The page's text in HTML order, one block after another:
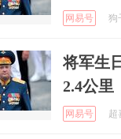
网易号 狗
将军生
2.4公里
网易号 超